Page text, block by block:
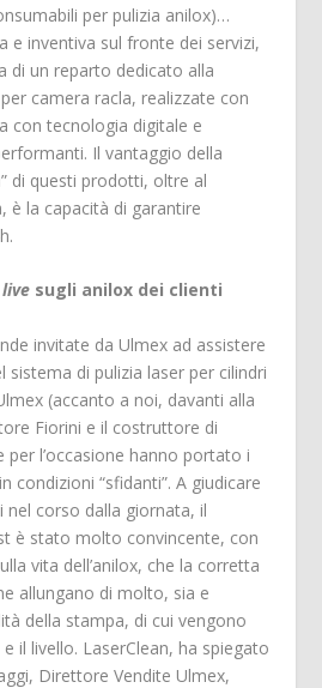
per pulizia anilox)…
e inventiva sul fronte dei servizi,
di un reparto dedicato alla
camera racla, realizzate con
con tecnologia digitale e
Il vantaggio della
di questi prodotti, oltre al
è la capacità di garantire
live sugli anilox dei clienti
invitate da Ulmex ad assistere
sistema di pulizia laser per cilindri
(accanto a noi, davanti alla
Fiorini e il costruttore di
per l’occasione hanno portato i
condizioni “sfidanti”. A giudicare
corso dalla giornata, il
è stato molto convincente, con
vita dell’anilox, che la corretta
allungano di molto, sia e
della stampa, di cui vengono
il livello. LaserClean, ha spiegato
Direttore Vendite Ulmex,